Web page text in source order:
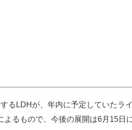
るLDHが、年内に予定していたラ
るもので、今後の展開は6月15日